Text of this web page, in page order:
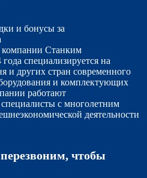
специализируется на
и других стран современного
и комплектующих
работают
с многолетним
деятельности
чтобы